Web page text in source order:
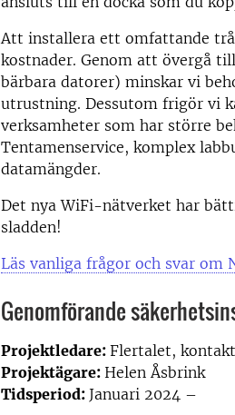
Att installera ett omfattande
kostnader. Genom att övergå
bärbara datorer) minskar vi
utrustning. Dessutom frigör vi
verksamheter som har större
Tentamenservice, komplex
datamängder.
Det nya WiFi-nätverket har
sladden!
Läs vanliga frågor och svar om
Genomförande
Projektledare: Flertalet,
Projektägare: Helen Åsbrink
Tidsperiod: Januari 2024 –